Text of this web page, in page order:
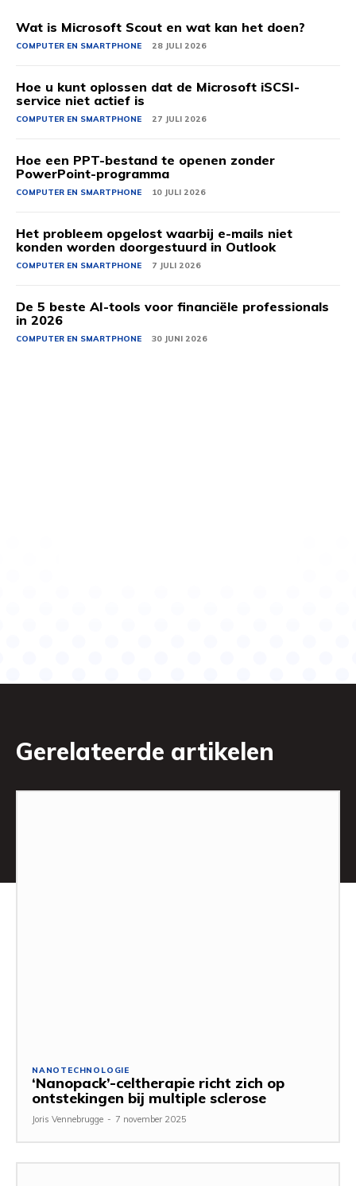
Wat is Microsoft Scout en wat kan het doen?
COMPUTER EN SMARTPHONE 28 JULI 2026
Hoe u kunt oplossen dat de Microsoft iSCSI-
service niet actief is
COMPUTER EN SMARTPHONE 27 JULI 2026
Hoe een PPT-bestand te openen zonder
PowerPoint-programma
COMPUTER EN SMARTPHONE 10 JULI 2026
Het probleem opgelost waarbij e-mails niet
konden worden doorgestuurd in Outlook
COMPUTER EN SMARTPHONE 7 JULI 2026
De 5 beste AI-tools voor financiële professionals
in 2026
COMPUTER EN SMARTPHONE 30 JUNI 2026
Gerelateerde artikelen
NANOTECHNOLOGIE
‘Nanopack’-celtherapie richt zich op
ontstekingen bij multiple sclerose
Joris Vennebrugge - 7 november 2025